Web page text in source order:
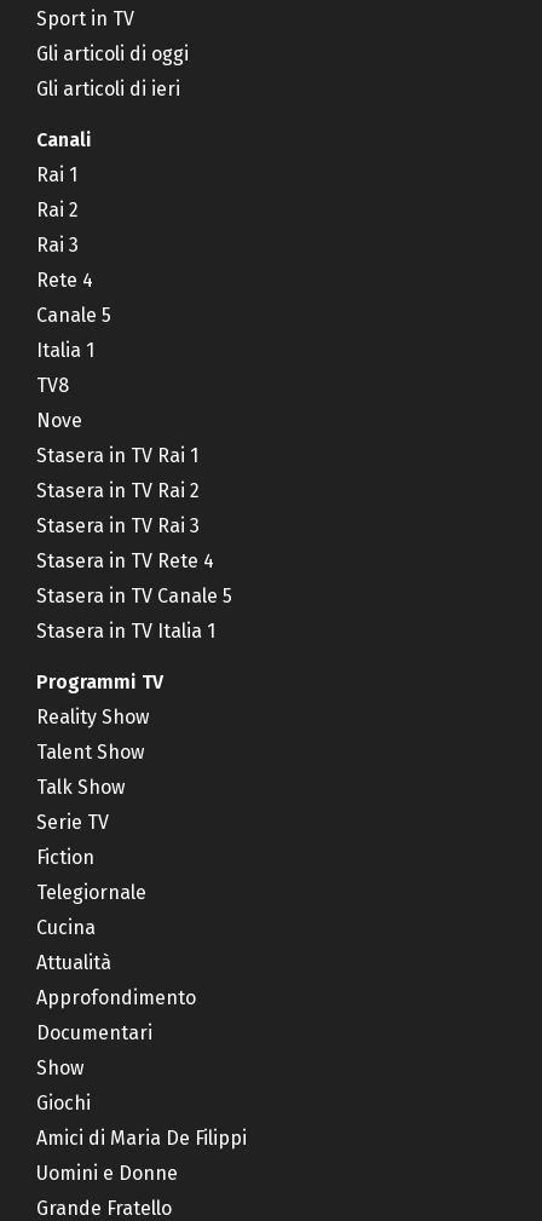
Sport in TV
Gli articoli di oggi
Gli articoli di ieri
Canali
Rai 1
Rai 2
Rai 3
Rete 4
Canale 5
Italia 1
TV8
Nove
Stasera in TV Rai 1
Stasera in TV Rai 2
Stasera in TV Rai 3
Stasera in TV Rete 4
Stasera in TV Canale 5
Stasera in TV Italia 1
Programmi TV
Reality Show
Talent Show
Talk Show
Serie TV
Fiction
Telegiornale
Cucina
Attualità
Approfondimento
Documentari
Show
Giochi
Amici di Maria De Filippi
Uomini e Donne
Grande Fratello